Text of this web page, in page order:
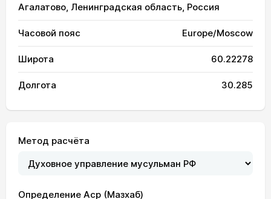
Агалатово, Ленинградская область, Россия
Часовой пояс Europe/Moscow
Широта 60.22278
Долгота 30.285
Метод расчёта
Определение Аср (Мазхаб)